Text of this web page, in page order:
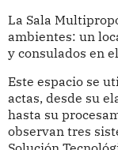
La Sala
ambientes: un
y consulados en
Este espacio se
actas, desde su
hasta su
observan tres